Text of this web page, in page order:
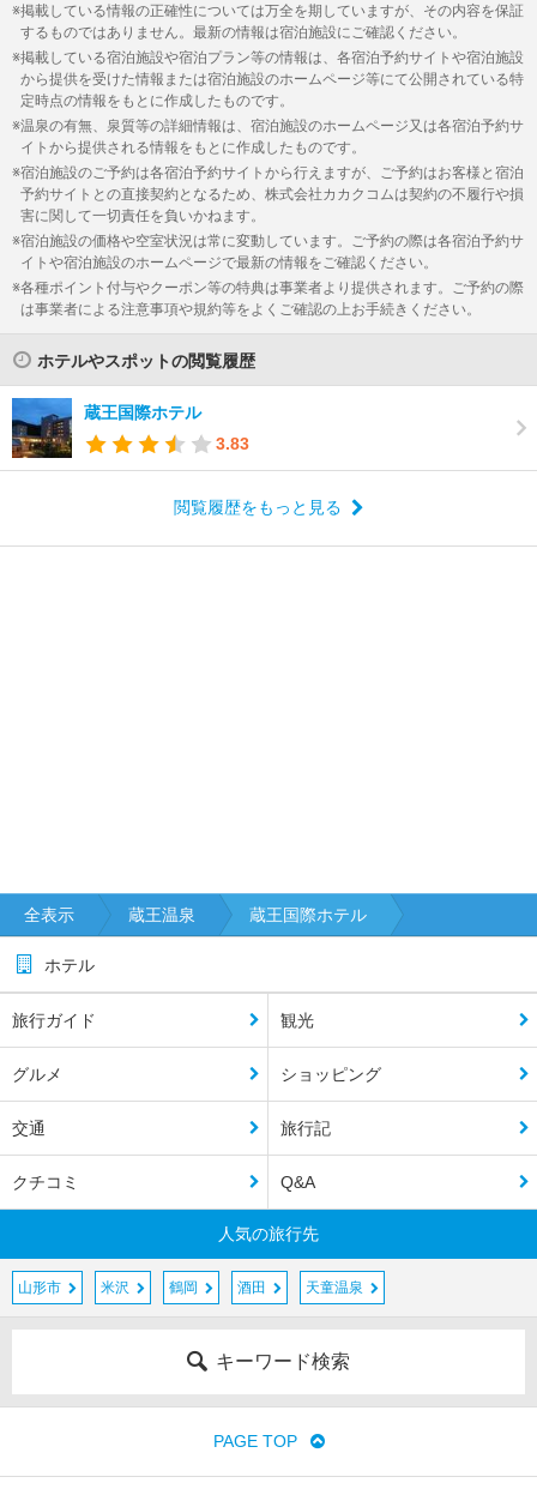
掲載している情報の正確性については万全を期していますが、その内容を保証
するものではありません。最新の情報は宿泊施設にご確認ください。
掲載している宿泊施設や宿泊プラン等の情報は、各宿泊予約サイトや宿泊施設
から提供を受けた情報または宿泊施設のホームページ等にて公開されている特
定時点の情報をもとに作成したものです。
温泉の有無、泉質等の詳細情報は、宿泊施設のホームページ又は各宿泊予約サ
イトから提供される情報をもとに作成したものです。
宿泊施設のご予約は各宿泊予約サイトから行えますが、ご予約はお客様と宿泊
予約サイトとの直接契約となるため、株式会社カカクコムは契約の不履行や損
害に関して一切責任を負いかねます。
宿泊施設の価格や空室状況は常に変動しています。ご予約の際は各宿泊予約サ
イトや宿泊施設のホームページで最新の情報をご確認ください。
各種ポイント付与やクーポン等の特典は事業者より提供されます。ご予約の際
は事業者による注意事項や規約等をよくご確認の上お手続きください。
ホテルやスポットの閲覧履歴
蔵王国際ホテル
3.83
閲覧履歴をもっと見る
全表示 蔵王温泉 蔵王国際ホテル
ホテル
旅行ガイド 観光
グルメ ショッピング
交通 旅行記
クチコミ Q&A
人気の旅行先
山形市 米沢 鶴岡 酒田 天童温泉
キーワード検索
PAGE TOP